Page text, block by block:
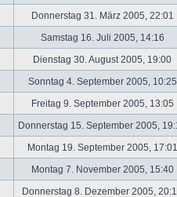
Donnerstag 31. März 2005, 22:01
Samstag 16. Juli 2005, 14:16
Dienstag 30. August 2005, 19:00
Sonntag 4. September 2005,
Freitag 9. September 2005, 13:05
Donnerstag 15. September 2005,
Montag 19. September 2005,
Montag 7. November 2005, 15:40
Donnerstag 8. Dezember 2005,